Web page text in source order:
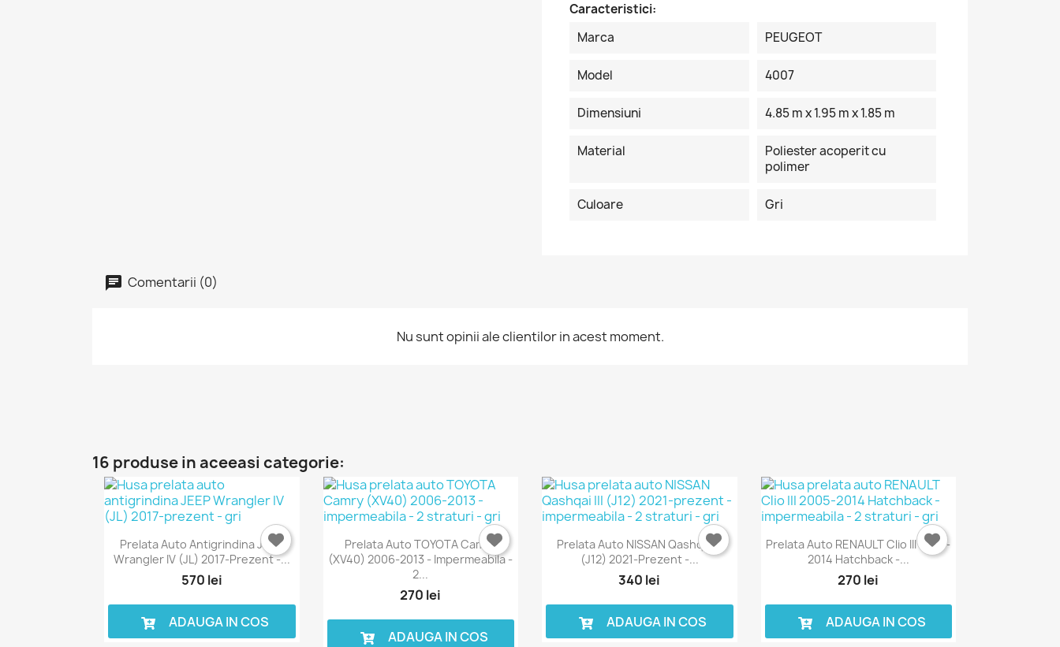
Caracteristici:
Marca
PEUGEOT
Model 4007
Dimensiuni 4.85 m x 1.95 m x 1.85 m
Material
Poliester acoperit cu
polimer
Culoare Gri
Comentarii (0)
Nu sunt opinii ale clientilor in acest moment.
16 produse in aceeasi categorie:
Prelata Auto Antigrindina JEEP
Wrangler IV (JL) 2017-Prezent -...
570 lei
ADAUGA IN COS
Prelata Auto TOYOTA Camry
(XV40) 2006-2013 - Impermeabila -
2...
270 lei
ADAUGA IN COS
Prelata Auto NISSAN Qashqai III
(J12) 2021-Prezent -...
340 lei
ADAUGA IN COS
Prelata Auto RENAULT Clio III 2005-
2014 Hatchback -...
270 lei
ADAUGA IN COS